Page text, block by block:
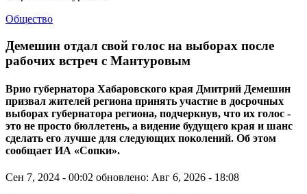
Общество
Демешин отдал свой голос на выборах после
рабочих встреч с Мантуровым
Врио губернатора Хабаровского края Дмитрий Демешин
призвал жителей региона принять участие в досрочных
выборах губернатора региона, подчеркнув, что их голос -
это не просто бюллетень, а видение будущего края и шанс
сделать его лучше для следующих поколений. Об этом
сообщает ИА «Сопки».
Сен 7, 2024 - 00:02 обновлено: Авг 6, 2026 - 18:08